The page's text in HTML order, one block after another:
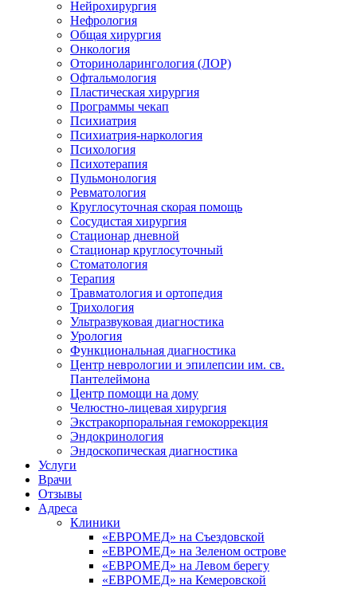
Нейрохирургия
Нефрология
Общая хирургия
Онкология
Оториноларингология (ЛОР)
Офтальмология
Пластическая хирургия
Программы чекап
Психиатрия
Психиатрия-наркология
Психология
Психотерапия
Пульмонология
Ревматология
Круглосуточная скорая помощь
Сосудистая хирургия
Стационар дневной
Стационар круглосуточный
Стоматология
Терапия
Травматология и ортопедия
Трихология
Ультразвуковая диагностика
Урология
Функциональная диагностика
Центр неврологии и эпилепсии им. св.
Пантелеймона
Центр помощи на дому
Челюстно-лицевая хирургия
Экстракорпоральная гемокоррекция
Эндокринология
Эндоскопическая диагностика
Услуги
Врачи
Отзывы
Адреса
Клиники
«ЕВРОМЕД» на Съездовской
«ЕВРОМЕД» на Зеленом острове
«ЕВРОМЕД» на Левом берегу
«ЕВРОМЕД» на Кемеровской